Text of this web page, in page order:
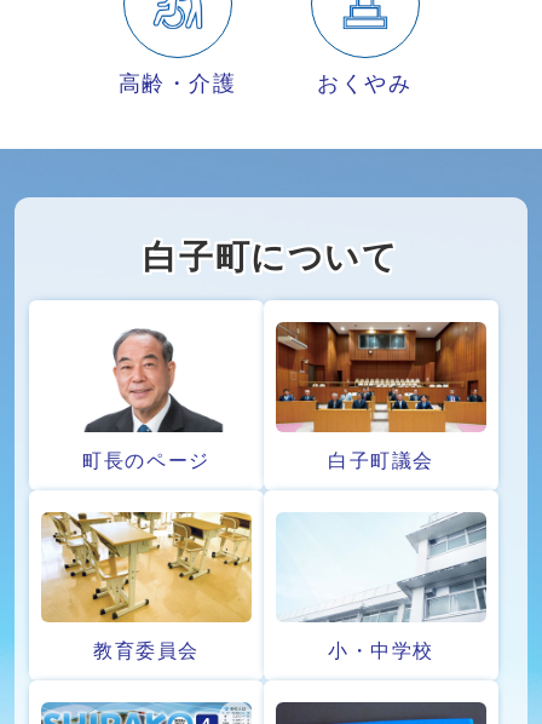
高齢・介護 おくやみ
白子町について
町長のページ 白子町議会
教育委員会 小・中学校